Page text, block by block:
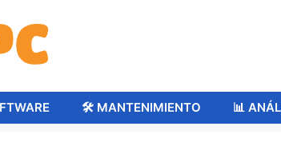
🛠️ MANTENIMIENTO 📊